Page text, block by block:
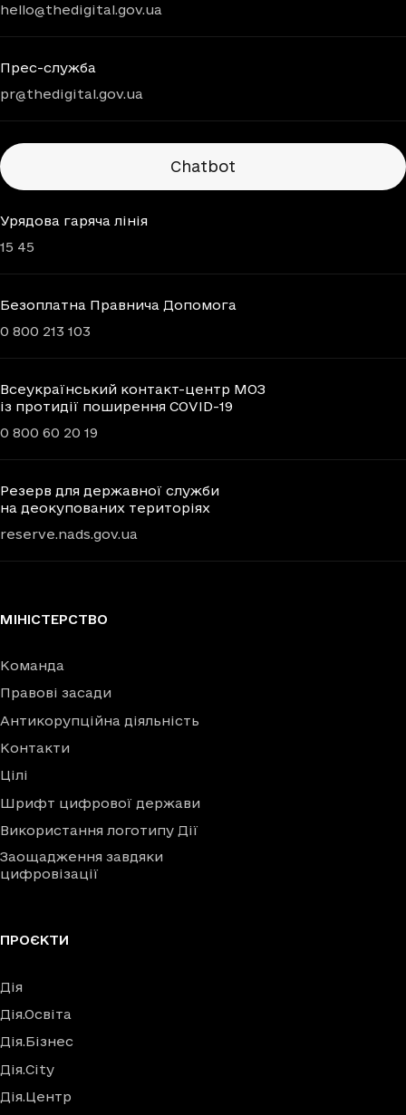
hello@thedigital.gov.ua
Прес-служба
pr@thedigital.gov.ua
Chatbots
Chatbot
Урядова гаряча лінія
15 45
Безоплатна Правнича Допомога
0 800 213 103
Всеукраїнський контакт-центр МОЗ
із протидії поширення COVID-19
0 800 60 20 19
Резерв для державної служби
на деокупованих територіях
reserve.nads.gov.ua
МІНІСТЕРСТВО
Команда
Правові засади
Антикорупційна діяльність
Контакти
Цілі
Шрифт цифрової держави
Використання логотипу Дії
Заощадження завдяки
цифровізації
ПРОЄКТИ
Дія
Дія.Освіта
Дія.Бізнес
Дія.City
Дія.Центр